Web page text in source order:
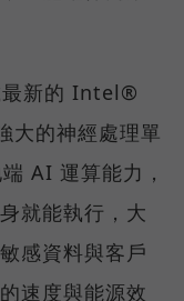
新的 Intel®
的神經處理單
AI 運算能力，
就能執行，大
感資料與客戶
速度與能源效